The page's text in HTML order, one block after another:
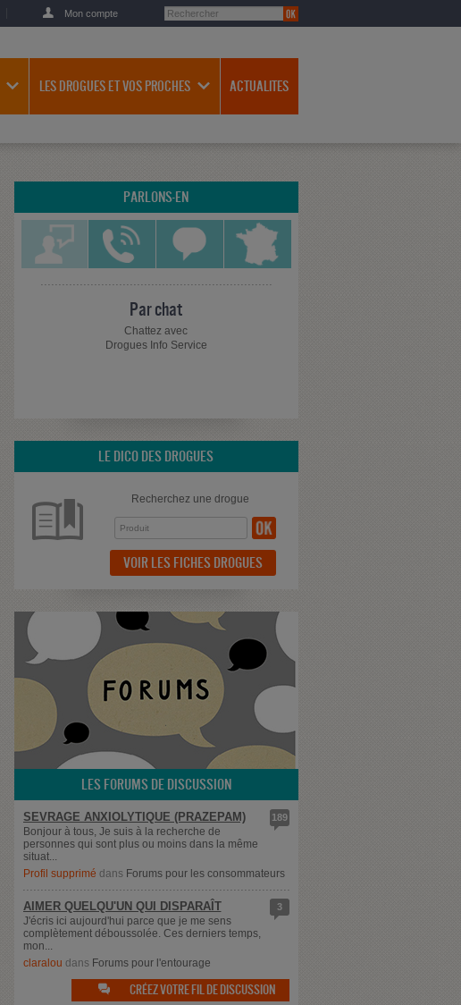
Mon compte
LES DROGUES ET VOS PROCHES ACTUALITES
PARLONS-EN
Par chat
Chattez avec
Drogues Info Service
LE DICO DES DROGUES
Recherchez une drogue
VOIR LES FICHES DROGUES
LES FORUMS DE DISCUSSION
189
SEVRAGE ANXIOLYTIQUE (PRAZEPAM)
Bonjour à tous, Je suis à la recherche de
personnes qui sont plus ou moins dans la même
situat...
Profil supprimé dans Forums pour les consommateurs
3
AIMER QUELQU'UN QUI DISPARAÎT
J'écris ici aujourd'hui parce que je me sens
complètement déboussolée. Ces derniers temps,
mon...
claralou dans Forums pour l'entourage
 CRÉEZ VOTRE FIL DE DISCUSSION